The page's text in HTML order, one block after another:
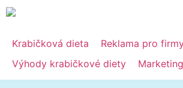
Krabičková dieta
Reklama pro
Výhody krabičkové diety